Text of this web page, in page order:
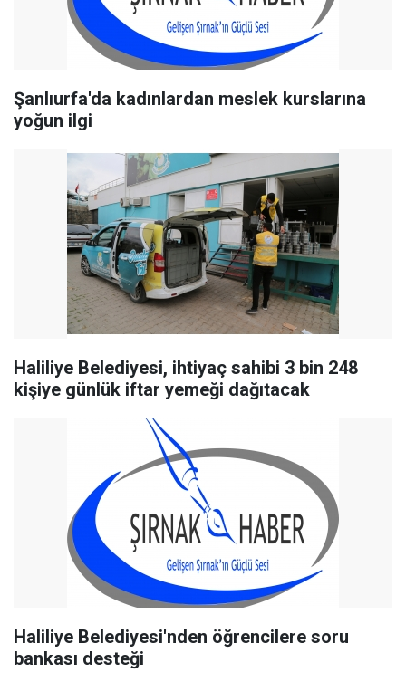
Şanlıurfa'da kadınlardan meslek kurslarına
yoğun ilgi
Haliliye Belediyesi, ihtiyaç sahibi 3 bin 248
kişiye günlük iftar yemeği dağıtacak
Haliliye Belediyesi'nden öğrencilere soru
bankası desteği